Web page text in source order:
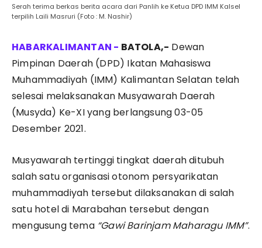
Serah terima berkas berita acara dari Panlih ke Ketua DPD IMM Kalsel
terpilih Laili Masruri (Foto : M. Nashir)
BATOLA,- Dewan
Pimpinan Daerah (DPD) Ikatan Mahasiswa
Muhammadiyah (IMM) Kalimantan Selatan telah
selesai melaksanakan Musyawarah Daerah
(Musyda) Ke-XI yang berlangsung 03-05
Desember 2021.
Musyawarah tertinggi tingkat daerah ditubuh
salah satu organisasi otonom persyarikatan
muhammadiyah tersebut dilaksanakan di salah
satu hotel di Marabahan tersebut dengan
mengusung tema “Gawi Barinjam Maharagu IMM”.